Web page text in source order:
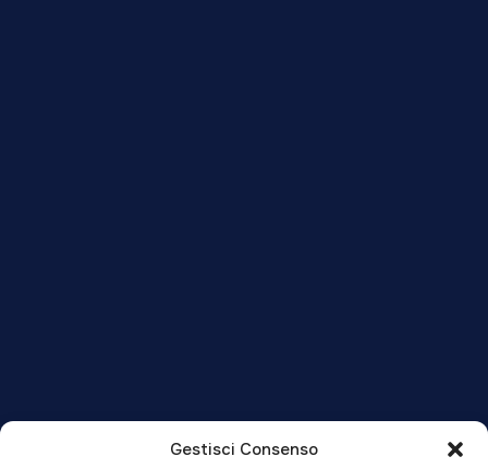
Gestisci Consenso